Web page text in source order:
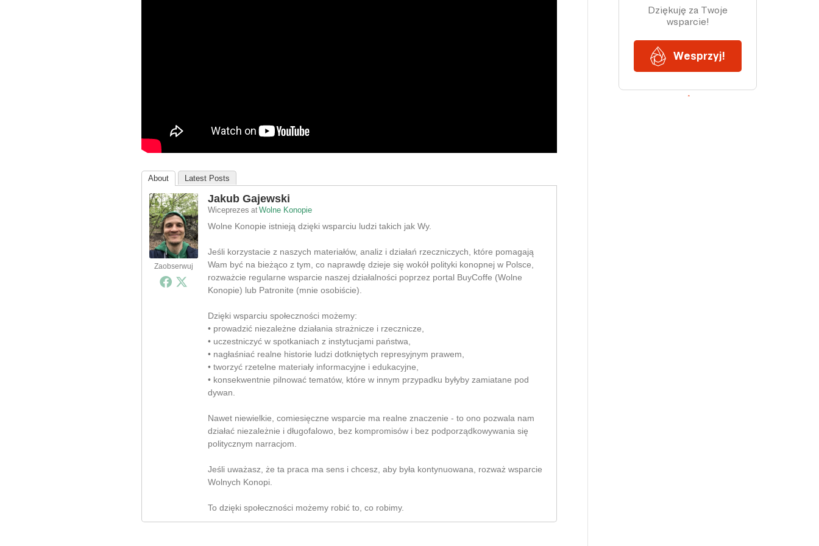
About Latest Posts
Zaobserwuj
Jakub Gajewski
Wiceprezes atWolne Konopie
Wolne Konopie istnieją dzięki wsparciu ludzi takich jak Wy.
Jeśli korzystacie z naszych materiałów, analiz i działań rzeczniczych, które pomagają
Wam być na bieżąco z tym, co naprawdę dzieje się wokół polityki konopnej w Polsce,
rozważcie regularne wsparcie naszej działalności poprzez portal BuyCoffe (Wolne
Konopie) lub Patronite (mnie osobiście).
Dzięki wsparciu społeczności możemy:
• prowadzić niezależne działania strażnicze i rzecznicze,
• uczestniczyć w spotkaniach z instytucjami państwa,
• nagłaśniać realne historie ludzi dotkniętych represyjnym prawem,
• tworzyć rzetelne materiały informacyjne i edukacyjne,
• konsekwentnie pilnować tematów, które w innym przypadku byłyby zamiatane pod
dywan.
Nawet niewielkie, comiesięczne wsparcie ma realne znaczenie - to ono pozwala nam
działać niezależnie i długofalowo, bez kompromisów i bez podporządkowywania się
politycznym narracjom.
Jeśli uważasz, że ta praca ma sens i chcesz, aby była kontynuowana, rozważ wsparcie
Wolnych Konopi.
To dzięki społeczności możemy robić to, co robimy.